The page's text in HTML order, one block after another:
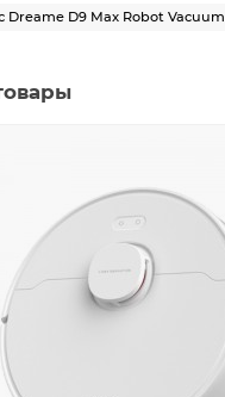
Dreame D9 Max Robot Vacuum